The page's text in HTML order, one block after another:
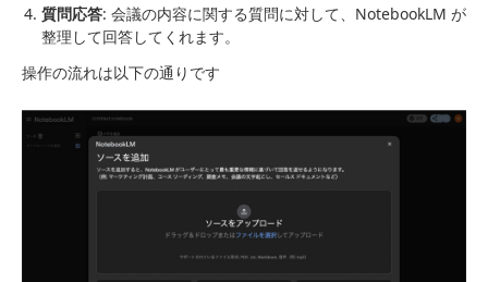
質問応答: 会議の内容に関する質問に対して、NotebookLM が
整理して回答してくれます。
操作の流れは以下の通りです